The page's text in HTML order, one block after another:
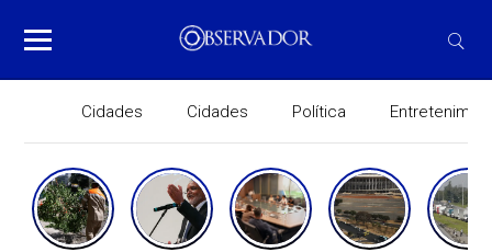
Cidades Cidades Política